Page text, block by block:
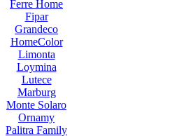
Ferre Home
Fipar
Grandeco
HomeColor
Limonta
Loymina
Lutece
Marburg
Monte Solaro
Ornamy
Palitra Family